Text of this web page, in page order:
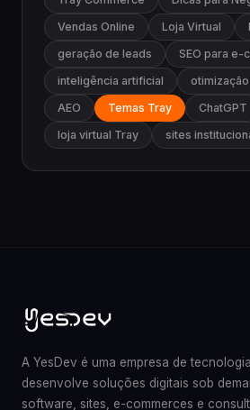
Vendas Online
Loja Virtual
geração de leads
SEO para e-
inteligência artificial
AEO
Temas Tray
ChatGPT
loja virtual Tray
sites
A YesDev é uma empresa de
desenvolve soluções digitais sob
software, sites, e-commerces e